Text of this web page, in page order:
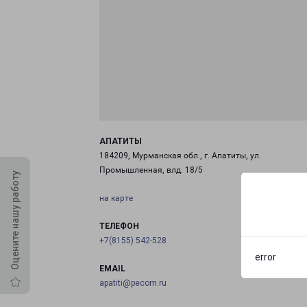
error
Оцените нашу работу
АПАТИТЫ
184209, Мурманская обл., г. Апатиты, ул.
Промышленная, влд. 18/5
на карте
ТЕЛЕФОН
+7(8155) 542-528
EMAIL
apatiti@pecom.ru